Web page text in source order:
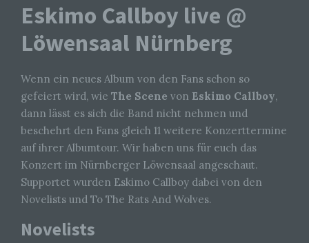
Eskimo Callboy live @
Löwensaal Nürnberg
Wenn ein neues Album von den Fans schon so
gefeiert wird, wie The Scene von Eskimo Callboy,
dann lässt es sich die Band nicht nehmen und
beschehrt den Fans gleich 11 weitere Konzerttermine
auf ihrer Albumtour. Wir haben uns für euch das
Konzert im Nürnberger Löwensaal angeschaut.
Supportet wurden Eskimo Callboy dabei von den
Novelists und To The Rats And Wolves.
Novelists